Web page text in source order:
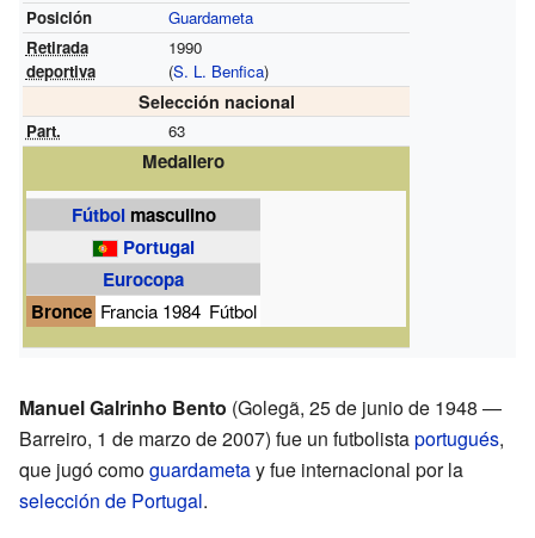
Posición
Guardameta
Retirada
deportiva
1990
(S. L. Benfica)
Selección nacional
Part. 63
Medallero
Fútbolmasculino
Portugal
Eurocopa
Bronce Francia 1984 Fútbol
Manuel Galrinho Bento (Golegã, 25 de junio de 1948 —
Barreiro, 1 de marzo de 2007) fue un futbolistaportugués,
que jugó comoguardametay fue internacional por la
selección de Portugal.